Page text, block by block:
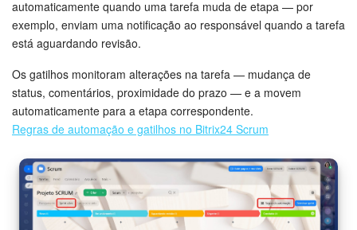
Questões Gerais
COMECE GRÁTIS
automaticamente quando uma tarefa muda de etapa — por
exemplo, enviam uma notificação ao responsável quando a tarefa
está aguardando revisão.
Os gatilhos monitoram alterações na tarefa — mudança de
status, comentários, proximidade do prazo — e a movem
automaticamente para a etapa correspondente.
Regras de automação e gatilhos no Bitrix24 Scrum